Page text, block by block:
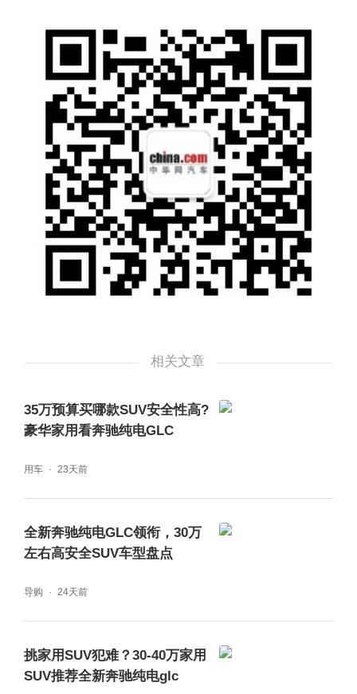
端测试，反复验证车辆的长期可靠性。
这种贯穿研发、验证与细节的体系化安全标
准，正是全新奔驰纯电GLC在30万级豪华SUV
市场中，给予用户最踏实的承诺。
聪明的守卫者：L2++智驾与主动安全
GLC搭载了基于MB.OS架构、联合Momenta
非炫技，其背后是近40年辅助驾驶开发经验与
能开”的城区及高速领航辅助驾驶，并计划年内
动安全层面，新增的AES自动紧急避让功能，
驾驶员未及时反应时，辅助进行丝滑避让；而
行业领先的EESF驾驶员无响应紧急停车功
能，则能在检测到驾驶员失能时，自动将车辆
安全停靠并呼叫救援，为生命争取黄金时间。
相关文章
35万预算买哪款SUV安全性高?
豪华家用看奔驰纯电GLC
用车 23天前
全新奔驰纯电GLC领衔，30万
左右高安全SUV车型盘点
导购 24天前
挑家用SUV犯难？30-40万家用
SUV推荐全新奔驰纯电glc